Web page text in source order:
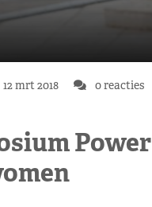
12 mrt 2018 0 reacties
Power